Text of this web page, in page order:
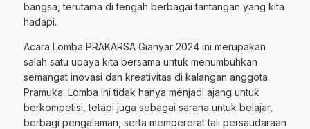
bangsa, terutama di tengah berbagai tantangan yang kita
hadapi.
Acara Lomba PRAKARSA Gianyar 2024 ini merupakan
salah satu upaya kita bersama untuk menumbuhkan
semangat inovasi dan kreativitas di kalangan anggota
Pramuka. Lomba ini tidak hanya menjadi ajang untuk
berkompetisi, tetapi juga sebagai sarana untuk belajar,
berbagi pengalaman, serta mempererat tali persaudaraan